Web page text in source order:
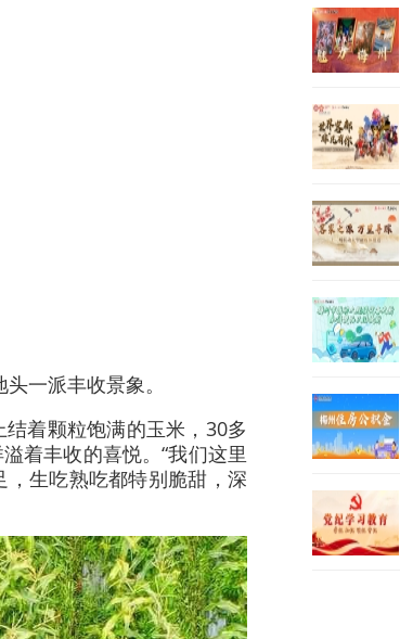
一派丰收景象。
着颗粒饱满的玉米，30多
着丰收的喜悦。“我们这里
生吃熟吃都特别脆甜，深